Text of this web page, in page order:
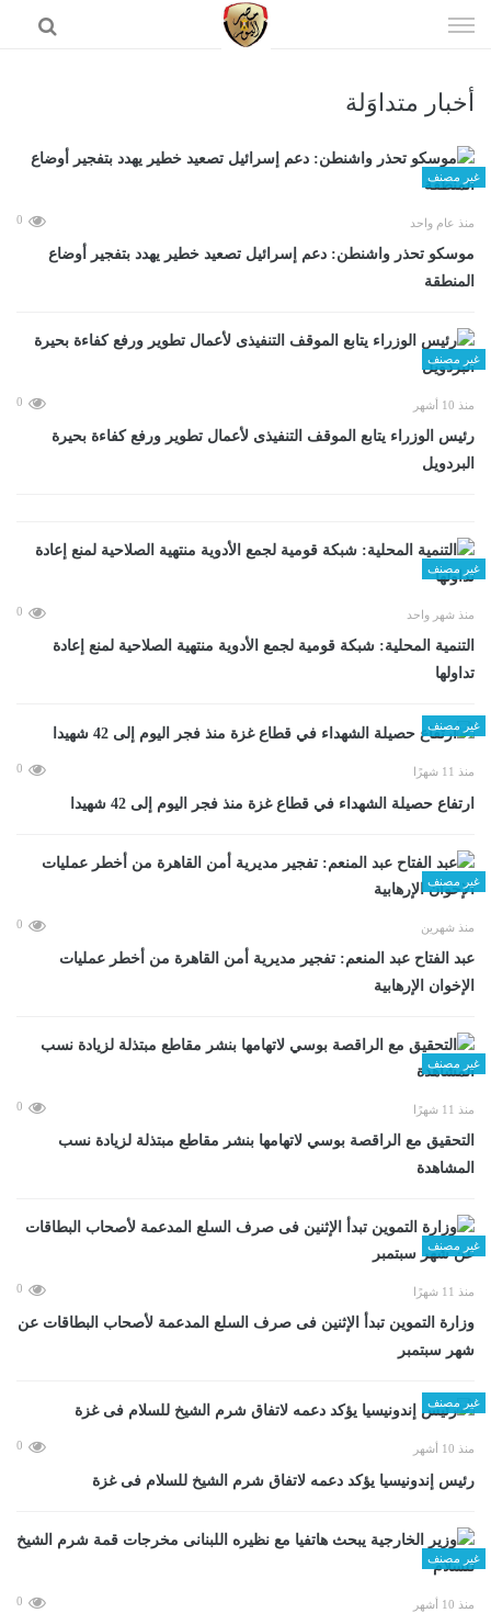
الى
أخبار متداوَلة
غير مصنف
منذ عام واحد 0
موسكو تحذر واشنطن: دعم إسرائيل تصعيد خطير يهدد بتفجير أوضاع
المنطقة
غير مصنف
منذ 10 أشهر 0
رئيس الوزراء يتابع الموقف التنفيذى لأعمال تطوير ورفع كفاءة بحيرة
البردويل
غير مصنف
منذ شهر واحد 0
التنمية المحلية: شبكة قومية لجمع الأدوية منتهية الصلاحية لمنع إعادة
تداولها
غير مصنف
منذ 11 شهرًا 0
ارتفاع حصيلة الشهداء في قطاع غزة منذ فجر اليوم إلى 42 شهيدا
غير مصنف
منذ شهرين 0
عبد الفتاح عبد المنعم: تفجير مديرية أمن القاهرة من أخطر عمليات
الإخوان الإرهابية
غير مصنف
منذ 11 شهرًا 0
التحقيق مع الراقصة بوسي لاتهامها بنشر مقاطع مبتذلة لزيادة نسب
المشاهدة
غير مصنف
منذ 11 شهرًا 0
وزارة التموين تبدأ الإثنين فى صرف السلع المدعمة لأصحاب البطاقات عن
شهر سبتمبر
غير مصنف
منذ 10 أشهر 0
رئيس إندونيسيا يؤكد دعمه لاتفاق شرم الشيخ للسلام فى غزة
غير مصنف
منذ 10 أشهر 0